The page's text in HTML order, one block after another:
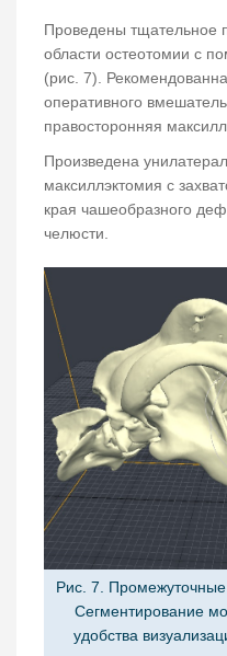
Проведены тщательное
области остеотомии с
(рис. 7).
оперативного
правосторонняя
Произведена
максиллэктомия с
края чашеобразного
челюсти.
Рис. 7.
Сегментирование
удобства